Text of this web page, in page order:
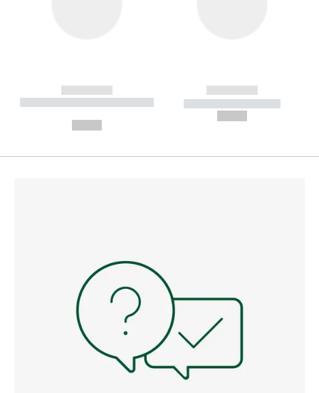
------------
----------- ----------- --------
------------
----------- -----------